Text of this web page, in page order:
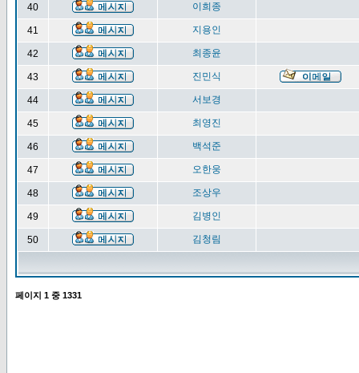
40 이희종
41 지용인
42 최종윤
43 진민식
44 서보경
45 최영진
46 백석준
47 오한웅
48 조상우
49 김병인
50 김청림
페이지 1 중 1331